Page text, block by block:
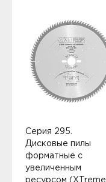
Серия 295.
Дисковые пилы
форматные с
увеличенным
ресурсом (XTreme